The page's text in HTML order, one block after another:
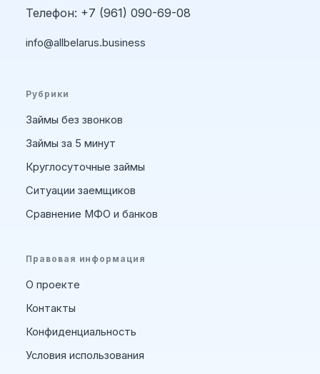
Телефон: +7 (961) 090-69-08
info@allbelarus.business
Рубрики
Займы без звонков
Займы за 5 минут
Круглосуточные займы
Ситуации заемщиков
Сравнение МФО и банков
Правовая информация
О проекте
Контакты
Конфиденциальность
Условия использования